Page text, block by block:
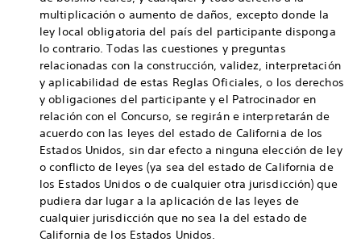
multiplicación o aumento de daños, excepto donde la
ley local obligatoria del país del participante disponga
lo contrario. Todas las cuestiones y preguntas
relacionadas con la construcción, validez, interpretación
y aplicabilidad de estas Reglas Oficiales, o los derechos
y obligaciones del participante y el Patrocinador en
relación con el Concurso, se regirán e interpretarán de
acuerdo con las leyes del estado de California de los
Estados Unidos, sin dar efecto a ninguna elección de ley
o conflicto de leyes (ya sea del estado de California de
los Estados Unidos o de cualquier otra jurisdicción) que
pudiera dar lugar a la aplicación de las leyes de
cualquier jurisdicción que no sea la del estado de
California de los Estados Unidos.